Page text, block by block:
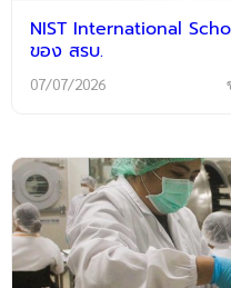
NIST International
ของ สรบ.
07/07/2026